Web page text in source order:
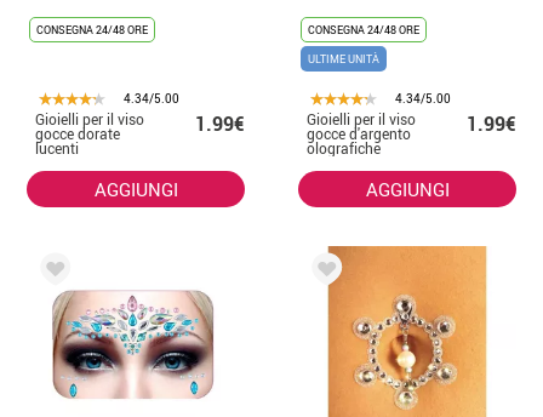
CONSEGNA 24/48 ORE
4.34/5.00
Gioielli per il viso
gocce dorate
lucenti
1.99€
AGGIUNGI
CONSEGNA 24/48 ORE
ULTIME UNITÀ
4.34/5.00
Gioielli per il viso
gocce d'argento
olografiche
lucide
1.99€
AGGIUNGI